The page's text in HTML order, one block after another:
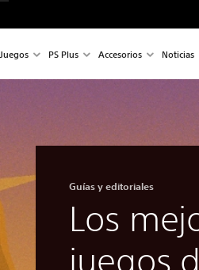
Juegos PS Plus Accesorios Noticias
Guías y editoriales
Los
juegos